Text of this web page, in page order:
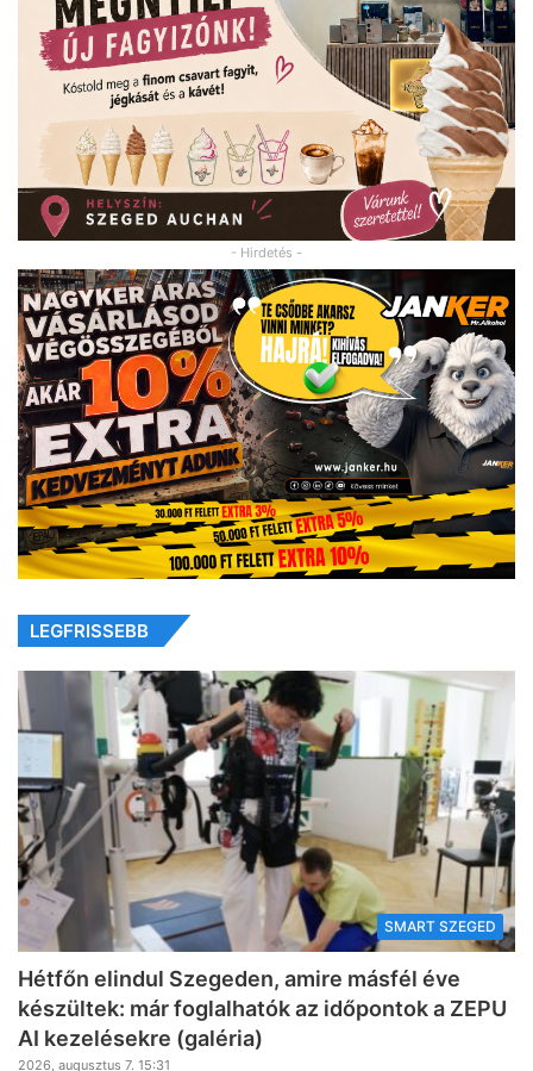
- Hirdetés -
LEGFRISSEBB
SMART SZEGED
Hétfőn elindul Szegeden, amire másfél éve
készültek: már foglalhatók az időpontok a ZEPU
AI kezelésekre (galéria)
2026, augusztus 7. 15:31